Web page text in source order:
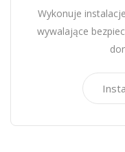
Wykonuje
wywalające